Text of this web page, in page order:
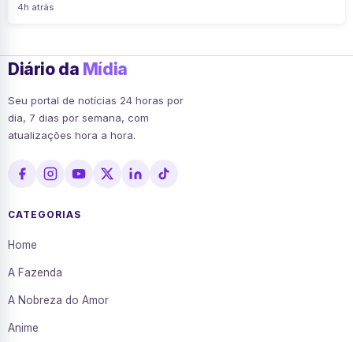
4h atrás
Diário da Mídia
Seu portal de notícias 24 horas por
dia, 7 dias por semana, com
atualizações hora a hora.
CATEGORIAS
Home
A Fazenda
A Nobreza do Amor
Anime